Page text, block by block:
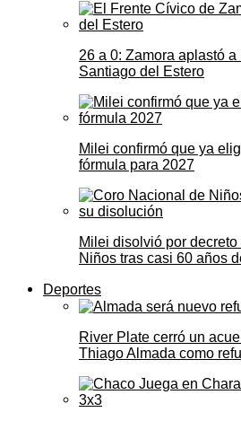
26 a 0: Zamora aplastó
Santiago del Estero
Milei confirmó que ya
fórmula para 2027
Milei disolvió por
Niños tras casi 60 años
Deportes
River Plate cerró un
Thiago Almada como